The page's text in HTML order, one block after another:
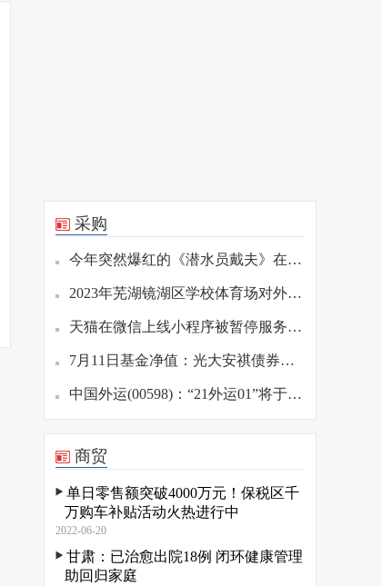
采购
今年突然爆红的《潜水员戴夫》在 10 天内已售出 100 万张
2023年芜湖镜湖区学校体育场对外开放时间
天猫在微信上线小程序被暂停服务 存在诱导分享行为
7月11日基金净值：光大安祺债券A最新净值1.2097，涨0.17%
中国外运(00598)：“21外运01”将于7月26日付息
商贸
单日零售额突破4000万元！保税区千
万购车补贴活动火热进行中
2022-06-20
甘肃：已治愈出院18例 闭环健康管理
助回归家庭